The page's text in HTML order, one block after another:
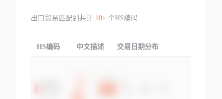
出口贸易匹配到共计 10+个HS编码
HS编码 中文描述 交易日期分布